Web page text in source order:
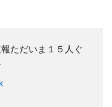
ただいま１５人ぐ